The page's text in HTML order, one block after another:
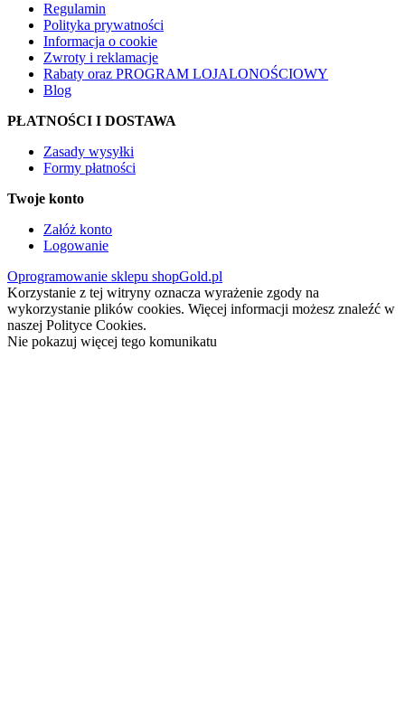
Regulamin
Polityka prywatności
Informacja o cookie
Zwroty i reklamacje
Rabaty oraz PROGRAM LOJALONOŚCIOWY
Blog
PŁATNOŚCI I DOSTAWA
Zasady wysyłki
Formy płatności
Twoje konto
Załóż konto
Logowanie
Oprogramowanie sklepu shopGold.pl
Korzystanie z tej witryny oznacza wyrażenie zgody na
wykorzystanie plików cookies. Więcej informacji możesz znaleźć w
naszej Polityce Cookies.
Nie pokazuj więcej tego komunikatu